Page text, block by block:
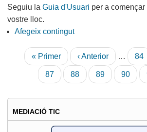
Seguiu la Guia d'Usuari per a començar
vostre lloc.
Afegeix contingut
PaginacióPrimera
pàgina
« Primer
Pàgina
anterior
‹ Anterior … 84
Pàgina
87 Pàgina
88 Pàgina
89 Pàgina
90
MEDIACIÓ TIC